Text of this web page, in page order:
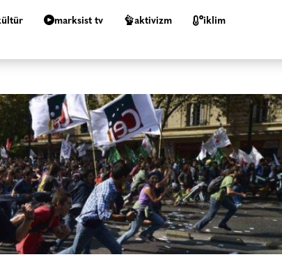
marksist tv aktivizm i̇klim